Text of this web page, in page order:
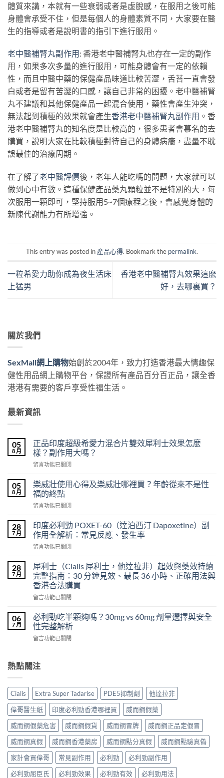
體質來講，本就有一些衰弱或者是虛脫感，在服用之後可能
身體會承受不住，但是每個人的身體素質不同，大家要在醫
生的指導或者是說明書的指引下進行服用。
老中醫補腎丸副作用 : 香港老中醫補腎丸也存在一定的副作
用，如果多次多量的進行服用，可能身體會有一定的依賴
性，而且中醫中藥的保健產品味道比較苦澀，舌苔一直會發
白或者是留有苦澀的口感，讓自己非常的困擾。老中醫補腎
丸不建議和其他保健產品一起混合使用，藥性會產生沖突，
無法起到積極的效果就會產生香港老中醫補腎丸副作用 。香
港老中醫補腎丸的知名度是比較高的，很多患者會慕名的去
購買，說明大家在比較積極對待自己的身體病癥，盡量不耽
誤最佳的治療周期。
在了解了老中醫評價後，老年人能吃嗎的問題，大家就可以
做到心中有數。這種保健產品藥丸顆粒並不是特別的大，每
次服用一顆即可，堅持服用5~7個療程之後，會感覺身體的
新陳代謝能力有所增強。
This entry was posted in 產品心得. Bookmark the permalink.
一粒希愛力助你成為夜生活床
上猛男
香港老中醫補腎丸效果這麽
好，去哪裏買？
關於我們
SexMall網上購物始創於2004年，致力打造香港最大情趣保
健性用品網上購物平台，保證所有產品百分百正品，讓全香
港港有需要的客戶享受性福生活。
最新資訊
05
8 月
正品印度超級希愛力混合片雙效犀利士效果怎麼
樣？副作用大嗎？
在
品
印
度
超
希
愛
力
混
片
雙
效
犀
利
效
果
麼
作
嗎？〉
中
留言功能已關閉
05
8 月
樂威壯使用心得及樂威壯哪裡買？年齡從來不是性
福的終點
在
威
壯
使
用
得
及
樂
威
壯
裡
買？
年
齡
不
福
的
終
點〉
中
留言功能已關閉
28
7 月
印度必利勁 POXET-60（達泊西汀 Dapoxetine）副
作用全解析：常見反應、發生率
在
度
必
利
勁
POXET-
泊
西
汀
Dapoxetine）
用
析：
常
見
反
應、
發
生
率〉
中
留言功能已關閉
28
7 月
犀利士（Cialis 犀利士，他達拉非）起效與藥效持續
完整指南：30 分鐘見效、最長 36 小時、正確用法與
香港合法購買
在
利
士
（Cialis
犀
他
非）
起
效
與
藥
效
持
續
完
整
指
留言功能已關閉
06
7 月
必利勁吃半顆夠嗎？30mg vs 60mg 劑量選擇與安全
性完整解析
在
勁
吃
顆
夠
嗎？
30mg
vs
60mg
劑
量
選
擇
與
留言功能已關閉
熱點關注
Cialis Extra Super Tadarise PDE5抑制劑
他達拉非
偉哥醫生紙
印度必利勁香港哪裡買
威而鋼假藥
威而鋼假藥危害
威而鋼假貨 威而鋼冒牌
威而鋼正品定假冒
威而鋼真假
威而鋼香港藥房 威而鋼點分真假
威而鋼點驗真偽
家計會買偉哥
常見副作用 必利勁
必利勁副作用
必利勁屈臣氏
必利勁效果 必利勁有效 必利勁用法